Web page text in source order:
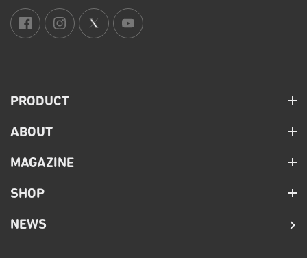
PRODUCT
ABOUT
MAGAZINE
SHOP
NEWS